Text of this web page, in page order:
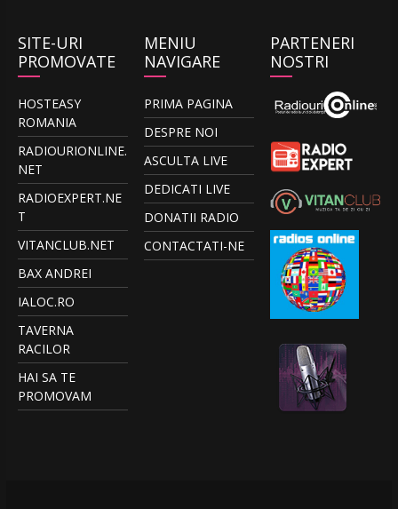
SITE-URI
PROMOVATE
HOSTEASY
ROMANIA
RADIOURIONLINE.
NET
RADIOEXPERT.NE
T
VITANCLUB.NET
BAX ANDREI
IALOC.RO
TAVERNA
RACILOR
HAI SA TE
PROMOVAM
MENIU
NAVIGARE
PRIMA PAGINA
DESPRE NOI
ASCULTA LIVE
DEDICATI LIVE
DONATII RADIO
CONTACTATI-NE
PARTENERI
NOSTRI